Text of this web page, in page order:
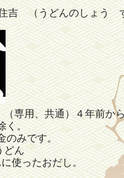
吉 （うどんのしょう
専用、共通）４年前か
く。
のみです。
どん
使ったおだし。